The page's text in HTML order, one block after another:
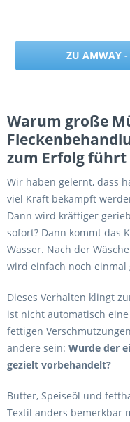
ZU AMWAY -
Warum große
zum Erfolg führt
Wir haben gelernt, dass
viel Kraft bekämpft
Dann wird kräftiger
sofort? Dann kommt das
Wasser. Nach der
wird einfach noch einmal
Dieses Verhalten klingt
ist nicht automatisch
fettigen
andere sein: Wurde der
gezielt vorbehandelt?
Butter, Speiseöl und
Textil anders bemerkbar